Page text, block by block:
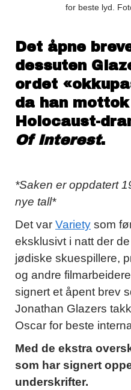
for beste lyd.
Det åpne
dessuten
ordet
da han
Holocaust-
Of Interest.
*Saken er oppdatert
nye tall*
Det var Variety som
eksklusivt i natt der
jødiske skuespillere,
og andre
signert et åpent brev
Jonathan Glazers
Oscar for beste
Med de ekstra
som har signert
underskrifter.